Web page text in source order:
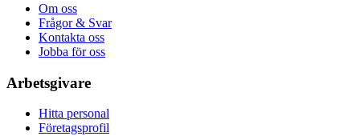
Om oss
Frågor & Svar
Kontakta oss
Jobba för oss
Arbetsgivare
Hitta personal
Företagsprofil